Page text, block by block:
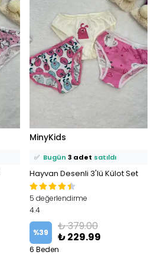
MinyKids
⭐️ Bu ürünü13 kişifavoriledi!
🛒 7 kişisepetine ekledi!
✅ Bugün 3 adet satıldı
Hayvan Desenli 3'lü Külot Set
5 değerlendirme
4.4
%39
₺ 379.00
₺ 229.99
6 Beden